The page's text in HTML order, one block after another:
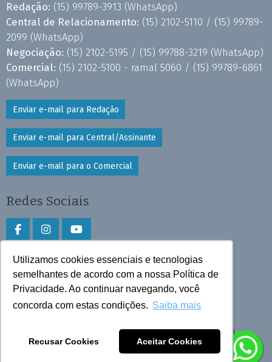
Utilizamos cookies essenciais e tecnologias
semelhantes de acordo com a nossa Política de
Privacidade. Ao continuar navegando, você
concorda com estas condições. Saiba mais
Recusar Cookies Aceitar Cookies
Redação: (15) 99789-3913 (WhatsApp)
Central de Relacionamento: (15) 2102-5110 / (15) 99789-
2099 (WhatsApp)
Negociação: (15) 2102-5195 / (15) 99788-3219 (WhatsApp)
Comercial: (15) 2102-5100 - ramal 5060 / (15) 99789-6861
(WhatsApp)
Enviar e-mail para Redação
Enviar e-mail para Central/Assinante
Enviar e-mail para o Comercial
Redes Sociais
Faça download do aplicativo
Play Store e App Store
Todos os direitos reservados © 2026 Cruzeiro do Sul